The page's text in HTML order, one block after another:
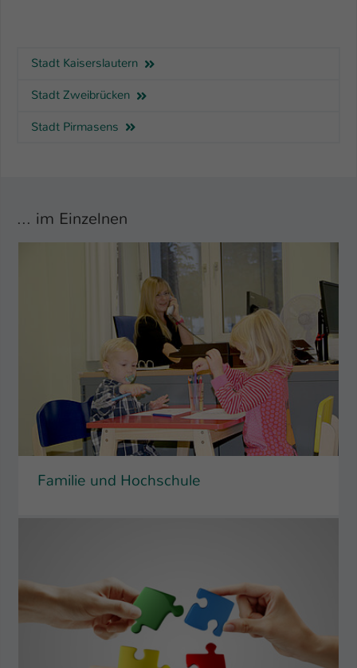
Stadt Kaiserslautern
Stadt Zweibrücken
Stadt Pirmasens
... im Einzelnen
Familie und Hochschule